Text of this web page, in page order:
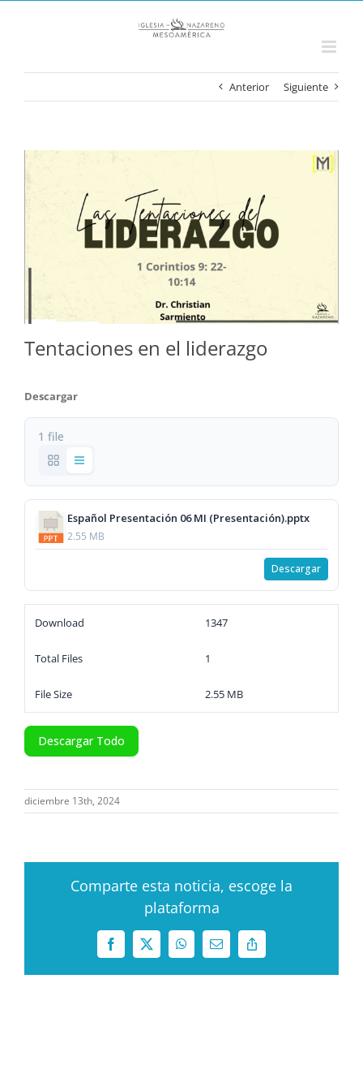
Anterior Siguiente
Tentaciones en el liderazgo
Descargar
1 file
Español Presentación 06 MI (Presentación).pptx
2.55 MB
Descargar
Download 1347
Total Files 1
File Size 2.55 MB
Descargar Todo
diciembre 13th, 2024
Comparte esta noticia, escoge la
plataforma
Facebook
X WhatsAppCorreo
electrónico
Copy
Link